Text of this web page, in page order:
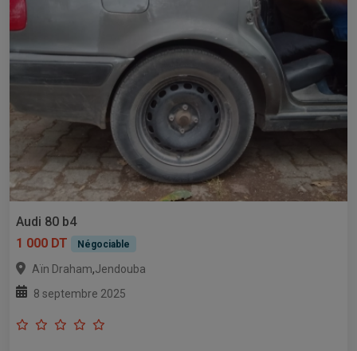
Audi 80 b4
1 000 DT
Négociable
Aïn Draham,Jendouba
8 septembre 2025